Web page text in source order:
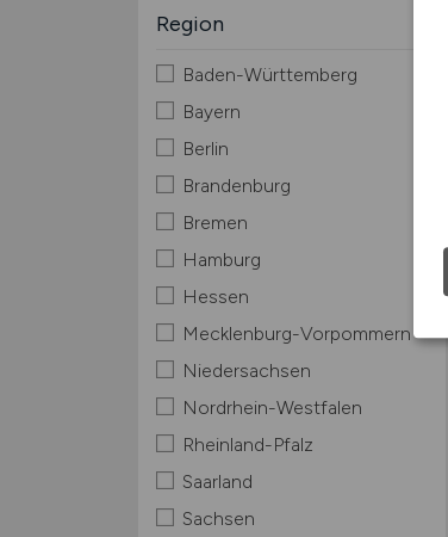
Region
Baden-Württemberg
Bayern
Berlin
Brandenburg
Bremen
Hamburg
Hessen
Mecklenburg-Vorpommern
Niedersachsen
Nordrhein-Westfalen
Rheinland-Pfalz
Saarland
Sachsen